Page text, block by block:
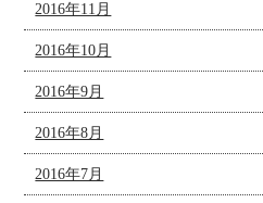
2016年11月
2016年10月
2016年9月
2016年8月
2016年7月